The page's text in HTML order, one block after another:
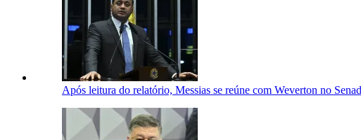
Após leitura do relatório, Messias se reúne com Weverton no